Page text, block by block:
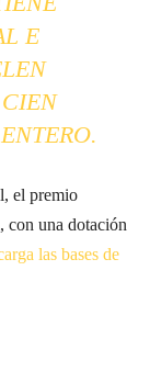
E
el premio
con una dotación
las bases de